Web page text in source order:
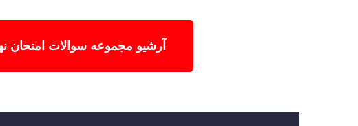
آرشیو مجموعه سوالات امتحان